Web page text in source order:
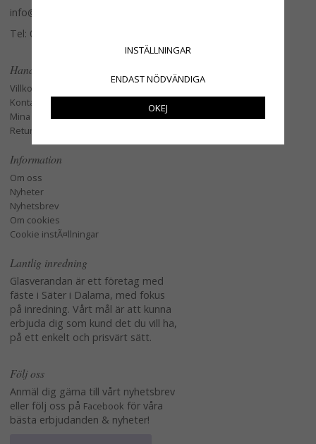
info@glasverandan.se
Tel: 079-3495968
Handla
Villkor
Kontakta oss
Mina favoriter
Retur och Reklamation
Information
Om oss
Nyheter
Nyhetsbrev
Om cookies
Cookie instÃ¤llningar
Lantlig inredning
Glasverandan är ett företag med
fäste i Säter i Dalarna, med fokus
på inredning. Vårt mål är att kunna
erbjuda dig som kund det du vill ha,
på ett enkelt och prisvärt sätt.
Följ oss
Anmäl dig gärna till vårt nyhetsbrev
eller följ oss på Facebook för våra
bästa erbjudanden & nyheter!
INSTÄLLNINGAR
ENDAST NÖDVÄNDIGA
OKEJ